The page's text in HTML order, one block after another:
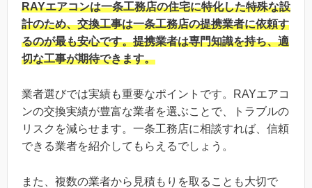
RAYエアコンは一条工務店の住宅に特化した特殊な設
計のため、交換工事は一条工務店の提携業者に依頼す
るのが最も安心です。提携業者は専門知識を持ち、適
切な工事が期待できます。
業者選びでは実績も重要なポイントです。RAYエアコ
ンの交換実績が豊富な業者を選ぶことで、トラブルの
リスクを減らせます。一条工務店に相談すれば、信頼
できる業者を紹介してもらえるでしょう。
また、複数の業者から見積もりを取ることも大切で